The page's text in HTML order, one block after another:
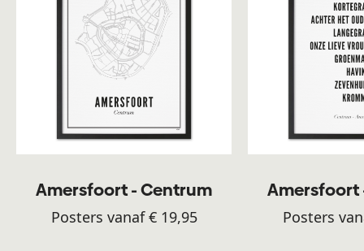
Amersfoort - Centrum
Posters vanaf € 19,95
Amersfoort
Posters